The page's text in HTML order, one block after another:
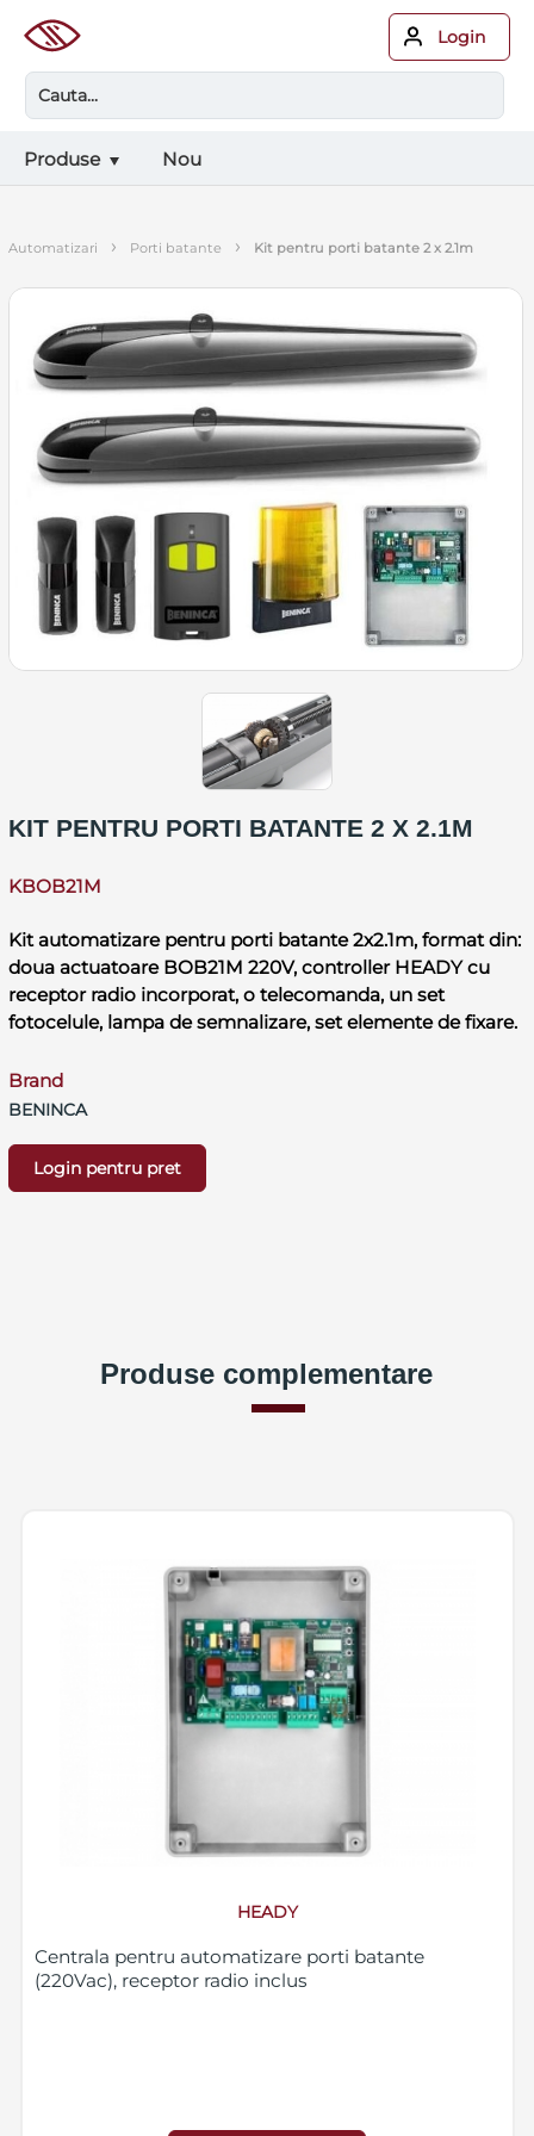
Login
Produse Nou
automatizari › porti batante › kit pentru porti batante 2 x 2.1m
KIT PENTRU PORTI BATANTE 2 X 2.1M
KBOB21M
Kit automatizare pentru porti batante 2x2.1m, format din:
doua actuatoare BOB21M 220V, controller HEADY cu
receptor radio incorporat, o telecomanda, un set
fotocelule, lampa de semnalizare, set elemente de fixare.
Brand
BENINCA
Login pentru pret
Produse complementare
HEADY
Centrala pentru automatizare porti batante
(220Vac), receptor radio inclus